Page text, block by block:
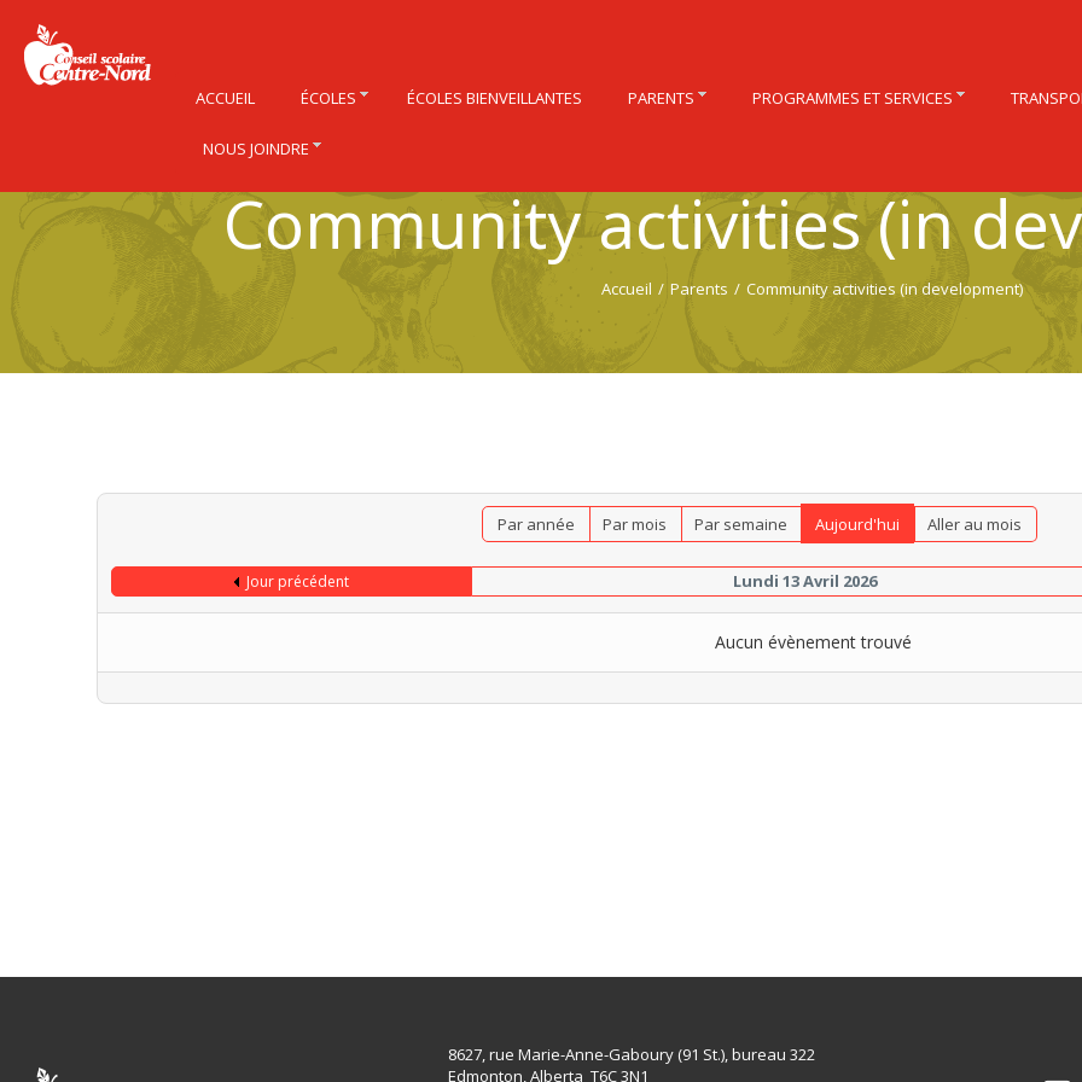
Community activities (in
Accueil / Parents / Community activities (in development)
Par année Par mois Par semaine Aujourd'hui Aller au mois
Jour précédent Lundi 13 Avril 2026
Aucun évènement trouvé
ACCUEIL ÉCOLES ÉCOLES BIENVEILLANTES PARENTS PROGRAMMES ET SERVICES
NOUS JOINDRE
8627, rue Marie-Anne-Gaboury (91 St.), bureau 322
Edmonton, Alberta T6C 3N1